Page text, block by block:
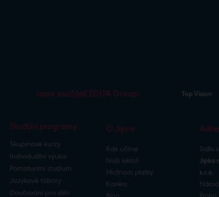
Jsme součástí EDUA Group: Top Vision
Studijní programy
Skupinové kurzy
Individuální výuka
Pomaturitní studium
Jazykové tábory
Doučování pro děti
O Jipce
Kde učíme
Naši lektoři
Možnosti platby
Kariéra
Sídlo
Jipka
s.r.o.